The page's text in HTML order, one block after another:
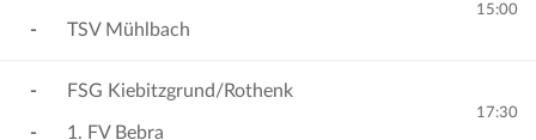
- TSV Mühlbach
15:00
-
-
FSG Kiebitzgrund/Rothenk
1. FV Bebra
17:30